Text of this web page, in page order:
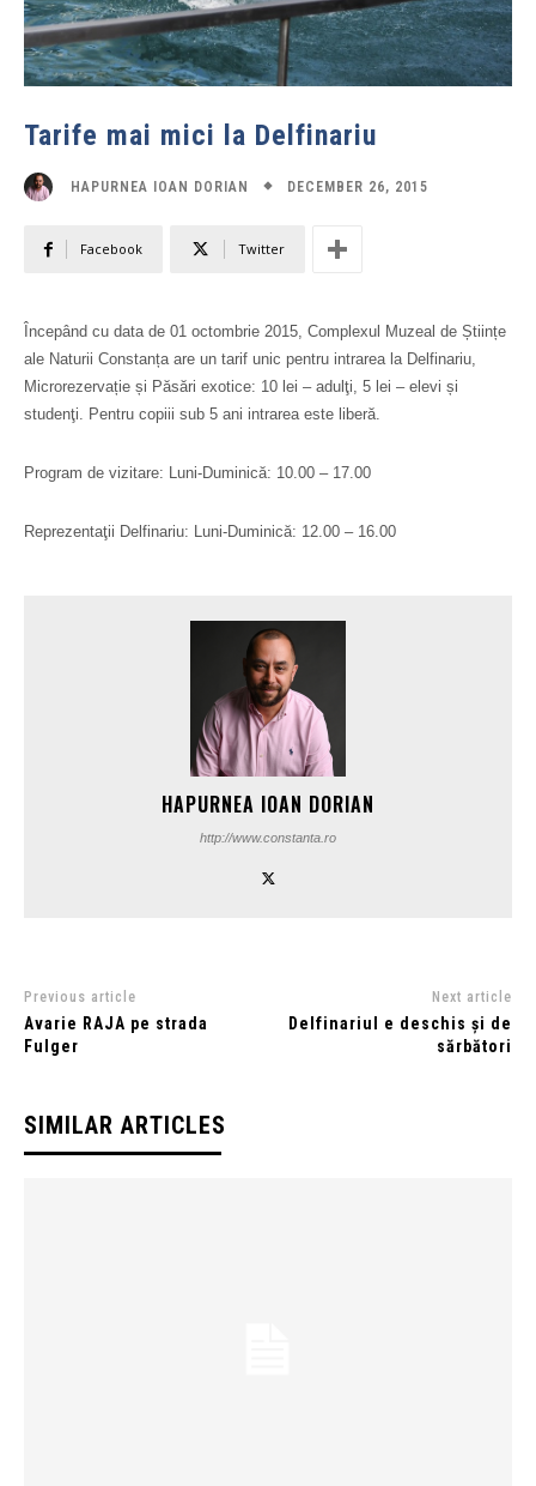
Tarife mai mici la Delfinariu
HAPURNEA IOAN DORIAN DECEMBER 26, 2015
Facebook Twitter
Începând cu data de 01 octombrie 2015, Complexul Muzeal de Științe
ale Naturii Constanța are un tarif unic pentru intrarea la Delfinariu,
Microrezervație și Păsări exotice: 10 lei – adulţi, 5 lei – elevi și
studenţi. Pentru copiii sub 5 ani intrarea este liberă.
Program de vizitare: Luni-Duminică: 10.00 – 17.00
Reprezentaţii Delfinariu: Luni-Duminică: 12.00 – 16.00
HAPURNEA IOAN DORIAN
http://www.constanta.ro
Previous article
Avarie RAJA pe strada
Fulger
Next article
Delfinariul e deschis și de
sărbători
SIMILAR ARTICLES